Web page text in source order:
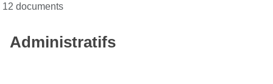
12 documents
Administratifs